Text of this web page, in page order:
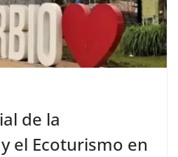
de la
el Ecoturismo en